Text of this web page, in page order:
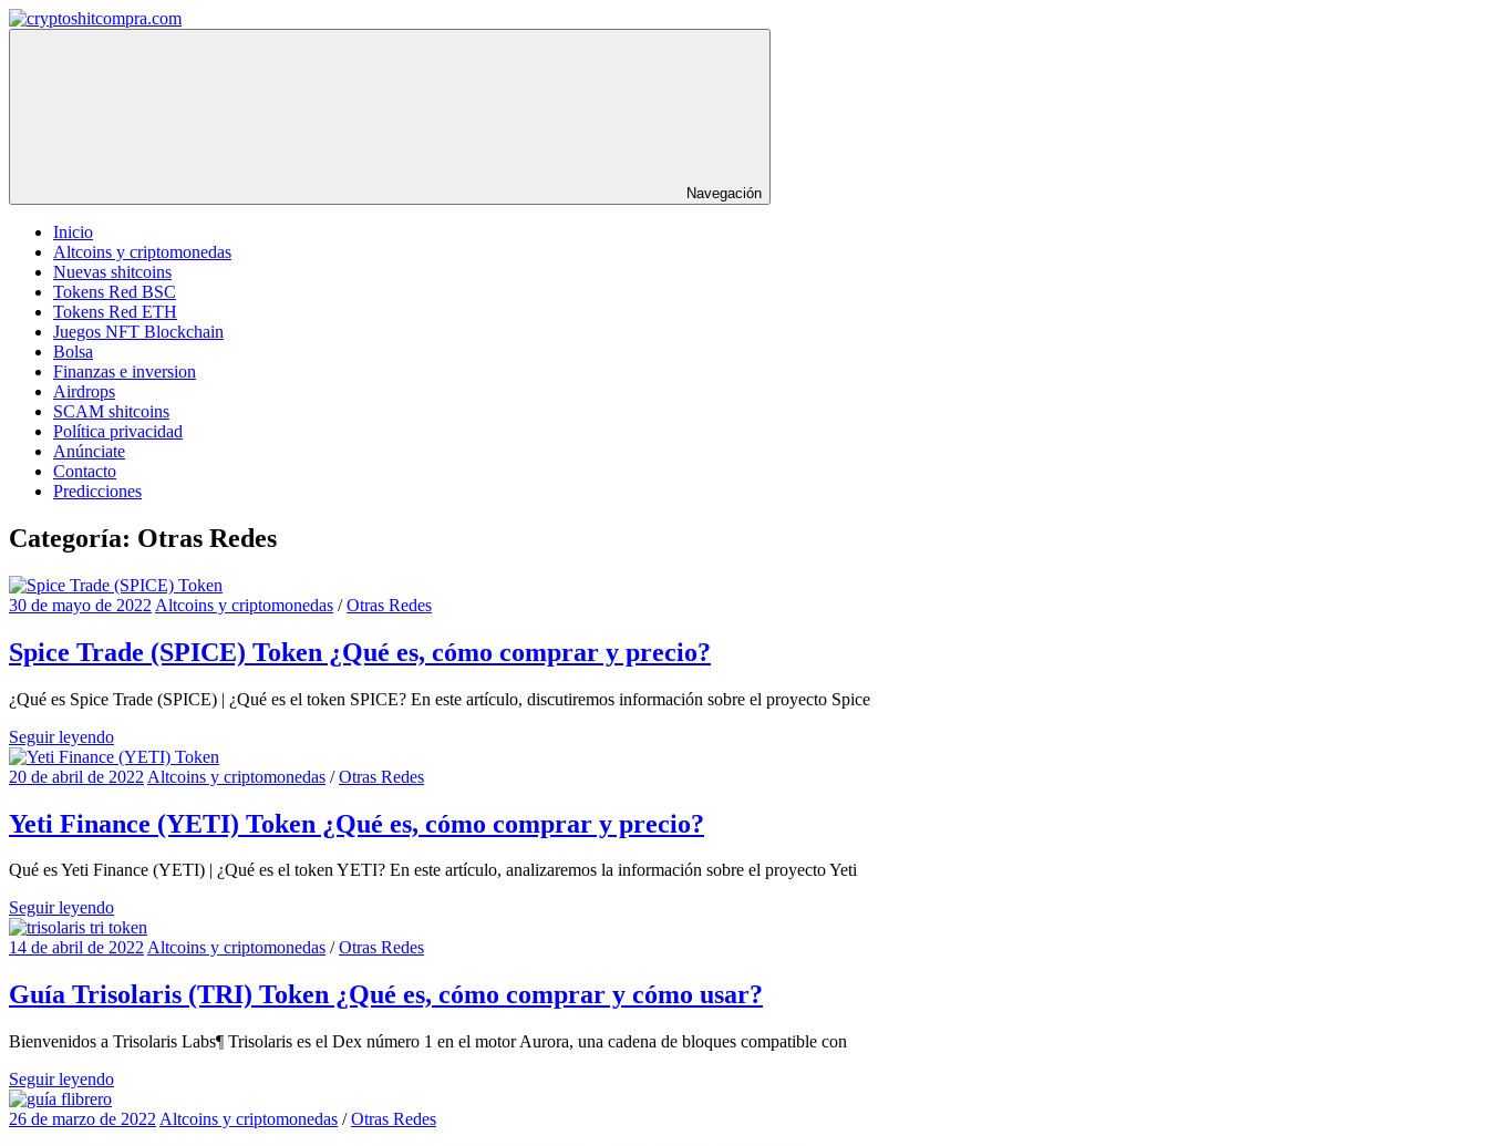
Saltar
al
Navegación
Inicio
Altcoins y criptomonedas
Nuevas shitcoins
Tokens Red BSC
Tokens Red ETH
Juegos NFT Blockchain
Bolsa
Finanzas e inversion
Airdrops
SCAM shitcoins
Política privacidad
Anúnciate
Contacto
Predicciones
Categoría: Otras Redes
30 de mayo de 2022 Altcoins y criptomonedas /Otras Redes
Spice Trade (SPICE) Token ¿Qué es, cómo comprar y precio?
¿Qué es Spice Trade (SPICE) | ¿Qué es el token SPICE? En este artículo, discutiremos información sobre el proyecto Spice
Seguir leyendo
20 de abril de 2022 Altcoins y criptomonedas /Otras Redes
Yeti Finance (YETI) Token ¿Qué es, cómo comprar y precio?
Qué es Yeti Finance (YETI) | ¿Qué es el token YETI? En este artículo, analizaremos la información sobre el proyecto Yeti
Seguir leyendo
14 de abril de 2022Altcoins y criptomonedas /Otras Redes
Guía Trisolaris (TRI) Token ¿Qué es, cómo comprar y cómo usar?
Bienvenidos a Trisolaris Labs¶ Trisolaris es el Dex número 1 en el motor Aurora, una cadena de bloques compatible con
Seguir leyendo
26 de marzo de 2022 Altcoins y criptomonedas /Otras Redes